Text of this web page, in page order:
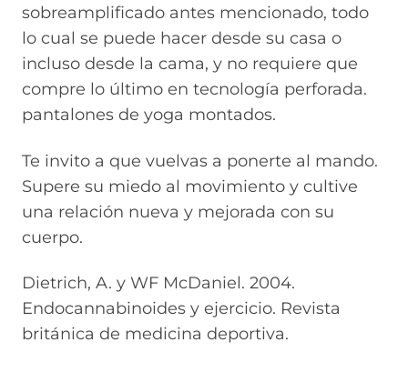
sobreamplificado antes mencionado, todo
lo cual se puede hacer desde su casa o
incluso desde la cama, y no requiere que
compre lo último en tecnología perforada.
pantalones de yoga montados.
Te invito a que vuelvas a ponerte al mando.
Supere su miedo al movimiento y cultive
una relación nueva y mejorada con su
cuerpo.
Dietrich, A. y WF McDaniel. 2004.
Endocannabinoides y ejercicio. Revista
británica de medicina deportiva.